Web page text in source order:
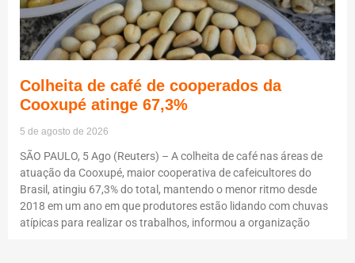
Colheita de café de cooperados da
Cooxupé atinge 67,3%
5 de agosto de 2026
SÃO PAULO, 5 Ago (Reuters) – A colheita de café nas áreas de
atuação da Cooxupé, maior cooperativa de cafeicultores do
Brasil, atingiu 67,3% do total, mantendo o menor ritmo desde
2018 em um ano em que produtores estão lidando com chuvas
atípicas para realizar os trabalhos, informou a organização